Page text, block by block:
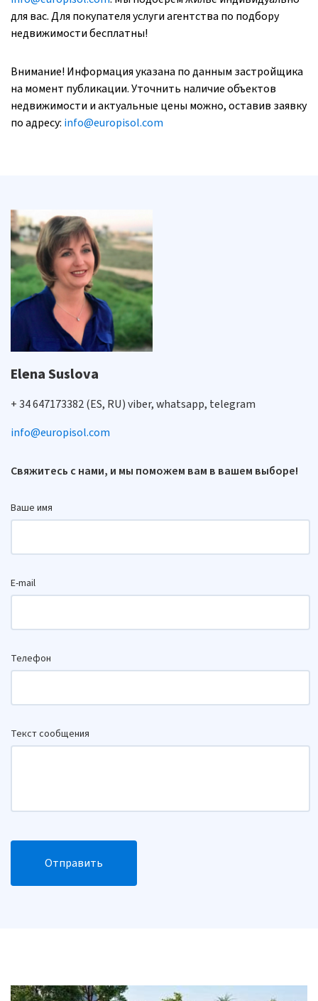
для вас. Для покупателя услуги агентства по подбору
недвижимости бесплатны!
Внимание! Информация указана по данным застройщика
на момент публикации. Уточнить наличие объектов
недвижимости и актуальные цены можно, оставив заявку
по адресу: info@europisol.com
Elena Suslova
+ 34 647173382 (ES, RU) viber, whatsapp, telegram
info@europisol.com
Свяжитесь с нами, и мы поможем вам в вашем выборе!
Ваше имя
E-mail
Телефон
Текст сообщения
Отправить